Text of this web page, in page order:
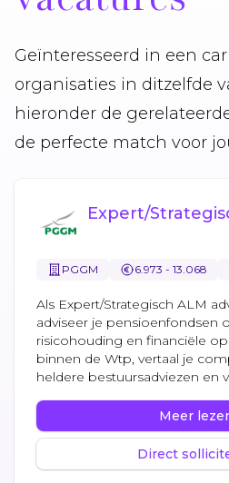
Geïnteresseerd in een
organisaties in ditzelfde
hieronder de
de perfecte match voor
Expert/
PGGM 6.973 - 13.068
Als Expert/Strategisch ALM
adviseer je pensioenfondsen
risicohouding en financiële
binnen de Wtp, vertaal je
heldere bestuursadviezen en
Meer
Direct